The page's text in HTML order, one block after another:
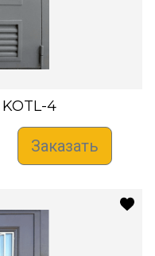
KOTL-4
Заказать